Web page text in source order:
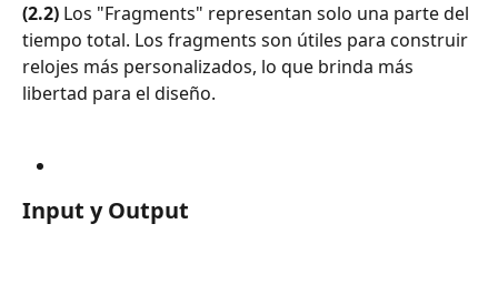
(2.2) Los "Fragments" representan solo una parte del
tiempo total. Los fragments son útiles para construir
relojes más personalizados, lo que brinda más
libertad para el diseño.
Input y Output